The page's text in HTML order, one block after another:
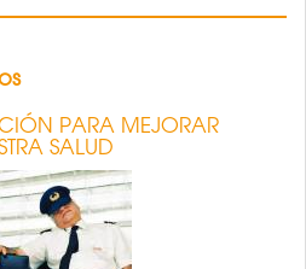
PARA MEJORAR
SALUD